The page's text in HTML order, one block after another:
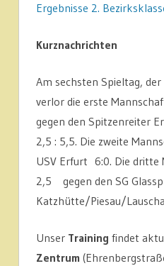
Ergebnisse 2.
Kurznachrichten
Am sechsten Spieltag,
verlor die erste
gegen den Spitzenreiter
2,5 : 5,5. Die zweite
USV Erfurt 6:0. Die dritte
2,5 gegen den SG
Katzhütte/Piesau/
Unser Training findet
Zentrum